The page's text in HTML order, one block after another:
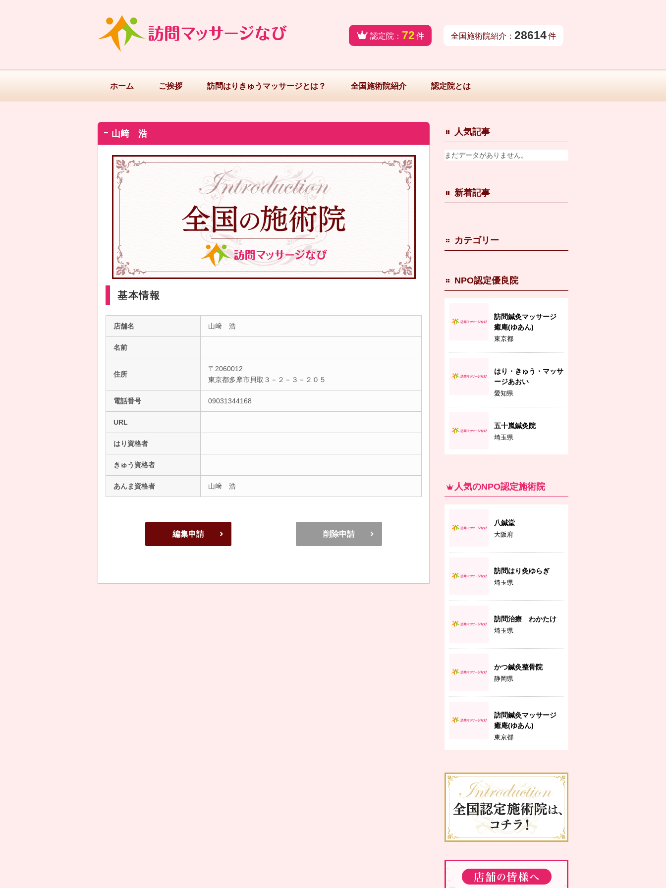
認定院： 72 件 全国施術院紹介： 28614件
ホーム ご挨拶 訪問はりきゅうマッサージとは？ 全国施術院紹介 認定院とは
山﨑 浩
基本情報
店舗名 山﨑 浩
名前
住所
〒2060012
東京都多摩市貝取３－２－３－２０５
電話番号 09031344168
URL
はり資格者
きゅう資格者
あんま資格者 山﨑 浩
編集申請 削除申請
人気記事
まだデータがありません。
新着記事
カテゴリー
NPO認定優良院
訪問鍼灸マッサージ
癒庵(ゆあん)
東京都
はり・きゅう・マッサ
ージあおい
愛知県
五十嵐鍼灸院
埼玉県
人気のNPO認定施術院
八鍼堂
大阪府
訪問はり灸ゆらぎ
埼玉県
訪問治療 わかたけ
埼玉県
かつ鍼灸整骨院
静岡県
訪問鍼灸マッサージ
癒庵(ゆあん)
東京都